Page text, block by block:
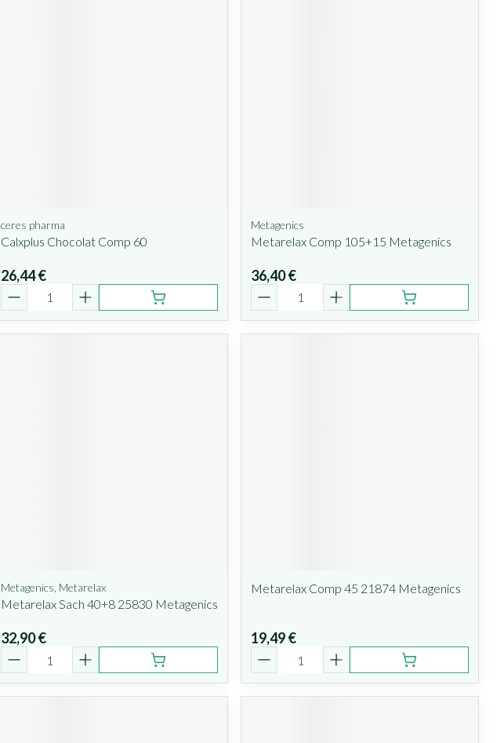
ceres pharma
Calxplus Chocolat Comp 60
26,44 €
Quantité
Metagenics
Metarelax Comp 105+15 Metagenics
36,40 €
Quantité
Metagenics, Metarelax
Metarelax Sach 40+8 25830 Metagenics
32,90 €
Quantité
Metarelax Comp 45 21874 Metagenics
19,49 €
Quantité